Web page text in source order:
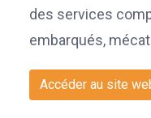
des services
embarqués,
Accéder au site